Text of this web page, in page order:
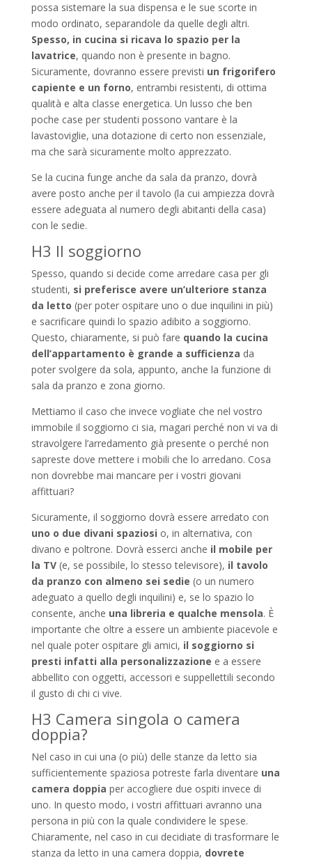
possa sistemare la sua dispensa e le sue scorte in
modo ordinato, separandole da quelle degli altri.
Spesso, in cucina si ricava lo spazio per la
lavatrice, quando non è presente in bagno.
Sicuramente, dovranno essere previsti un frigorifero
capiente e un forno, entrambi resistenti, di ottima
qualità e alta classe energetica. Un lusso che ben
poche case per studenti possono vantare è la
lavastoviglie, una dotazione di certo non essenziale,
ma che sarà sicuramente molto apprezzato.
Se la cucina funge anche da sala da pranzo, dovrà
avere posto anche per il tavolo (la cui ampiezza dovrà
essere adeguata al numero degli abitanti della casa)
con le sedie.
H3 Il soggiorno
Spesso, quando si decide come arredare casa per gli
studenti, si preferisce avere un’ulteriore stanza
da letto (per poter ospitare uno o due inquilini in più)
e sacrificare quindi lo spazio adibito a soggiorno.
Questo, chiaramente, si può fare quando la cucina
dell’appartamento è grande a sufficienza da
poter svolgere da sola, appunto, anche la funzione di
sala da pranzo e zona giorno.
Mettiamo il caso che invece vogliate che nel vostro
immobile il soggiorno ci sia, magari perché non vi va di
stravolgere l’arredamento già presente o perché non
sapreste dove mettere i mobili che lo arredano. Cosa
non dovrebbe mai mancare per i vostri giovani
affittuari?
Sicuramente, il soggiorno dovrà essere arredato con
uno o due divani spaziosi o, in alternativa, con
divano e poltrone. Dovrà esserci anche il mobile per
la TV(e, se possibile, lo stesso televisore), il tavolo
da pranzo con almeno sei sedie (o un numero
adeguato a quello degli inquilini) e, se lo spazio lo
consente, anche una libreria e qualche mensola. È
importante che oltre a essere un ambiente piacevole e
nel quale poter ospitare gli amici, il soggiorno si
presti infatti alla personalizzazione e a essere
abbellito con oggetti, accessori e suppellettili secondo
il gusto di chi ci vive.
H3 Camera singola o camera
doppia?
Nel caso in cui una (o più) delle stanze da letto sia
sufficientemente spaziosa potreste farla diventare una
camera doppia per accogliere due ospiti invece di
uno. In questo modo, i vostri affittuari avranno una
persona in più con la quale condividere le spese.
Chiaramente, nel caso in cui decidiate di trasformare le
stanza da letto in una camera doppia, dovrete